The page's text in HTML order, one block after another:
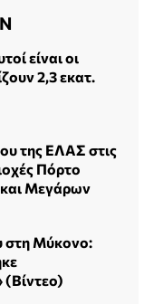
είναι οι
2,3 εκατ.
της ΕΛΑΣ στις
Πόρτο
και Μεγάρων
στη Μύκονο: